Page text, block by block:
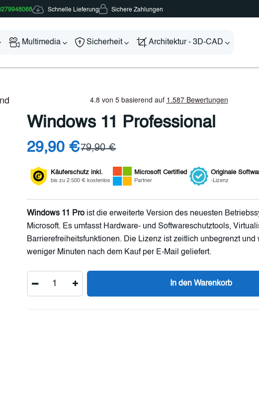
Schnelle Lieferung Sichere Zahlungen
Multimedia Sicherheit Architektur - 3D-CAD
Windows 11 Professional
29,90 €79,90 €
Käuferschutz inkl.
bis zu 2.500 € kostenlos
Microsoft Certified
Partner
Originale
-Lizenz
Windows 11 Proist die erweiterte Version des neuesten
Microsoft. Es umfasst Hardware- und Softwareschutztools,
Barrierefreiheitsfunktionen. Die Lizenz ist zeitlich unbegrenzt und
weniger Minuten nach dem Kauf per E-Mail geliefert.
In den Warenkorb